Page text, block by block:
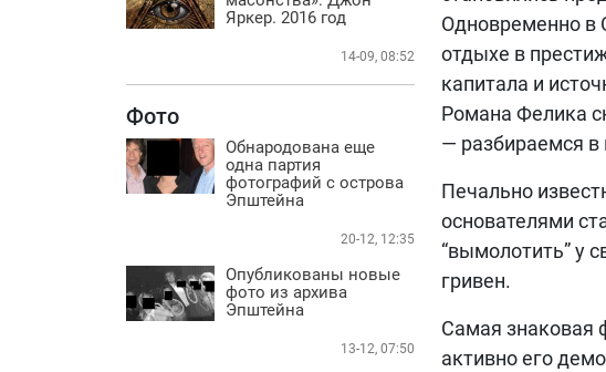
Яркер. 2016 год
14-09, 08:52
Фото
Обнародована еще
одна партия
фотографий с острова
Эпштейна
20-12, 12:35
Опубликованы новые
фото из архива
Эпштейна
13-12, 07:50
Одновременно в
отдыхе в
капитала и
Романа Фелика
— разбираемся в
Печально
основателями
“вымолотить” у
гривен.
Самая знаковая
активно его